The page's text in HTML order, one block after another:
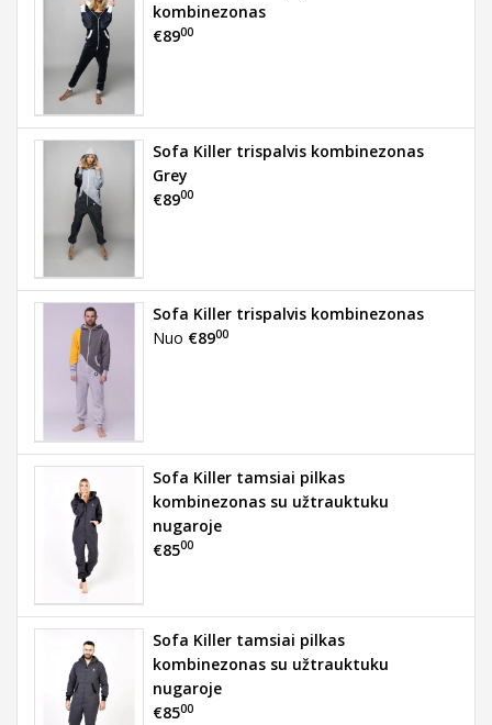
kombinezonas
€8900
Sofa Killer trispalvis kombinezonas
Grey
€8900
Sofa Killer trispalvis kombinezonas
Nuo €8900
Sofa Killer tamsiai pilkas
kombinezonas su užtrauktuku
nugaroje
€8500
Sofa Killer tamsiai pilkas
kombinezonas su užtrauktuku
nugaroje
€8500